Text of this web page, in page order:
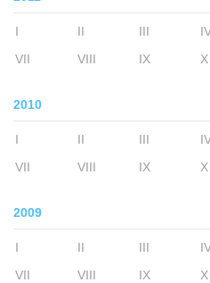
I II III
VII
VIII IX X
2010
I II III
VII
VIII IX X
2009
I II III
VII
VIII IX X